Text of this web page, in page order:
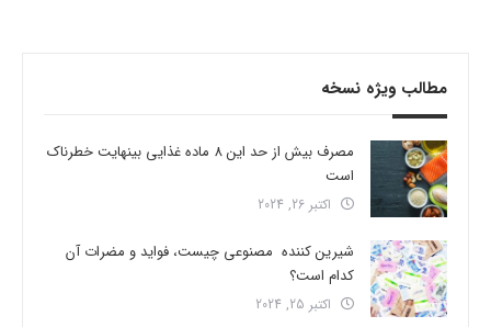
مطالب ویژه نسخه
مصرف بیش از حد این 8 ماده غذایی بینهایت خطرناک
است
اکتبر 26, 2024
شیرین کننده مصنوعی چیست، فواید و مضرات آن
کدام است؟
اکتبر 25, 2024